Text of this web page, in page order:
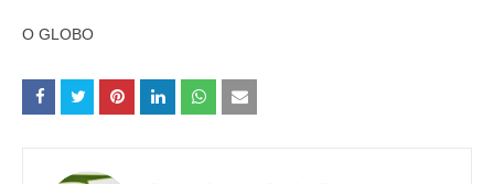
O GLOBO